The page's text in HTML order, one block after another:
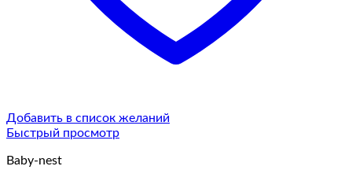
Добавить в список желаний
Быстрый просмотр
Baby-nest